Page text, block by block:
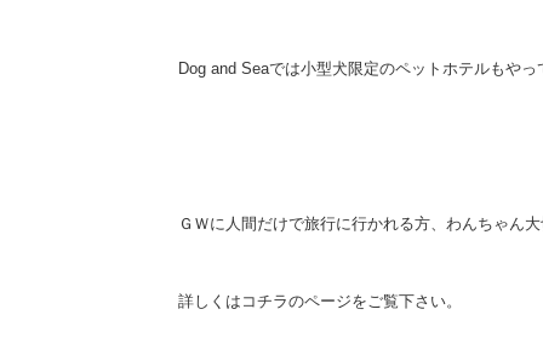
Dog and Seaでは小型犬限定のペットホテルもやっ
ＧＷに人間だけで旅行に行かれる方、わんちゃん大
詳しくはコチラのページをご覧下さい。